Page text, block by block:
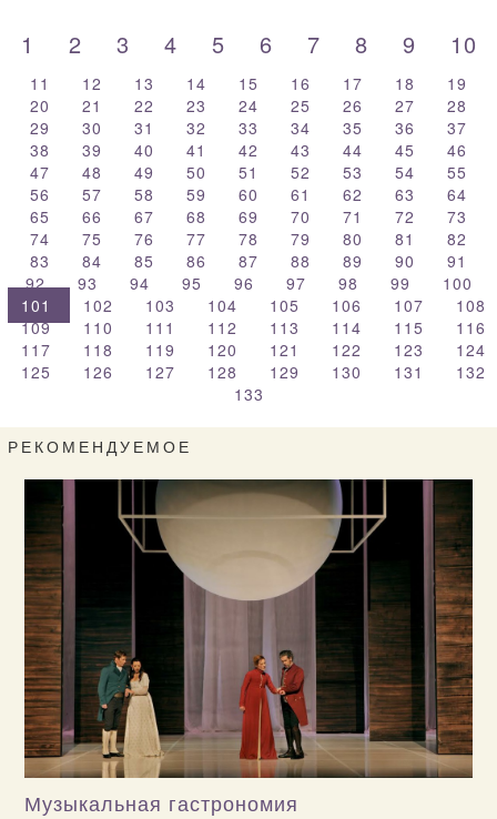
1 2 3 4 5 6 7 8 9 10
11 12 13 14 15 16 17 18
19
20
21 22 23 24 25 26 27
28
29
30 31 32 33 34 35 36
37
38
39 40 41 42 43 44 45
46
47
48 49 50 51 52 53 54
55
56
57 58 59 60 61 62 63
64
65
66 67 68 69 70 71 72
73
74
75 76 77 78 79 80 81
82
83
84 85 86 87 88 89 90
91
92
93 94 95 96 97 98 99
100
101
102 103 104 105 106 107
108
109
110 111 112 113 114 115
116
117
118 119 120 121 122 123
124
125
126 127 128 129 130 131
132
133
РЕКОМЕНДУЕМОЕ
Музыкальная гастрономия